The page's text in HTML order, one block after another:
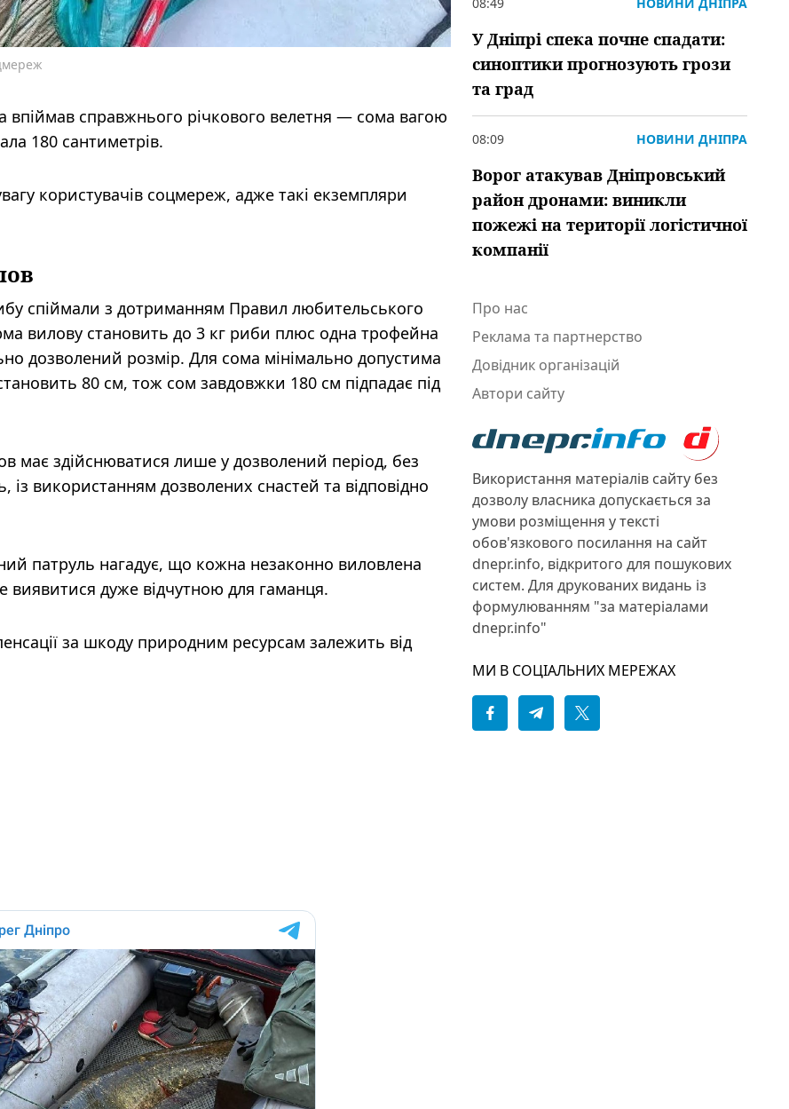
справжнього річкового велетня — сома вагою
180 сантиметрів.
користувачів соцмереж, адже такі екземпляри
спіймали з дотриманням Правил любительського
вилову становить до 3 кг риби плюс одна трофейна
дозволений розмір. Для сома мінімально допустима
80 см, тож сом завдовжки 180 см підпадає під
має здійснюватися лише у дозволений період, без
використанням дозволених снастей та відповідно
патруль нагадує, що кожна незаконно виловлена
дуже відчутною для гаманця.
за шкоду природним ресурсам залежить від
У Дніпрі спека почне спадати:
синоптики прогнозують грози
та град
08:09 НОВИНИ ДНІПРА
Ворог атакував Дніпровський
район дронами: виникли
пожежі на території логістичної
компанії
Про нас
Реклама та партнерство
Довідник організацій
Автори сайту
Використання матеріалів сайту без
дозволу власника допускається за
умови розміщення у тексті
обов'язкового посилання на сайт
dnepr.info, відкритого для пошукових
систем. Для друкованих видань із
формулюванням "за матеріалами
dnepr.info"
МИ В СОЦІАЛЬНИХ МЕРЕЖАХ